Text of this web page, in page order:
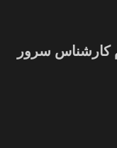
کارشناس سرور